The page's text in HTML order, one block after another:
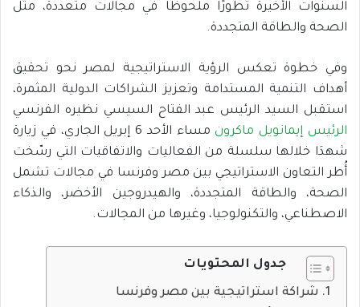
السنوات الأخيرة تطورًا ملحوظًا في مجالات متعددة، مثل
الصحة والطاقة المتجددة.
وفي خطوة تعكس الرؤية الاستراتيجية لمصر نحو تحقيق
أهداف التنمية المستدامة وتعزيز الشراكات الدولية المثمرة،
استقبل السيد الرئيس عبد الفتاح السيسي نظيره الفرنسي
الرئيس إيمانويل ماكرون
مساء الأحد 6 إبريل الجاري، في زيارة
شهدَا خلالها سلسلة من الفعاليات والاتفاقيات التي رسّخت
أُطر التعاون الاستراتيجي بين مصر وفرنسا في مجالات تشمل
الصحة، والطاقة المتجددة، والهيدروجين الأخضر، والذكاء
الاصطناعي، والتكنولوجيا، وغيرها من المجالات.
جدول المحتويات
شراكة استراتيجية بين مصر وفرنسا